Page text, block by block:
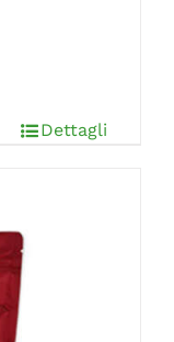
Dettagli